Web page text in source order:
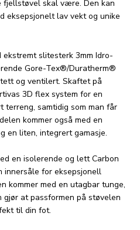
fjellstøvel skal være. Den kan
eksepsjonelt lav vekt og unike
slitesterk 3mm Idro-
Gore-Tex®/Duratherm®
og ventilert. Skaftet på
3D flex system for en
samtidig som man får
kommer også med en
en liten, integrert gamasje.
en isolerende og lett Carbon
innersåle for eksepsjonell
kommer med en utagbar tunge,
at passformen på støvelen
til din fot.